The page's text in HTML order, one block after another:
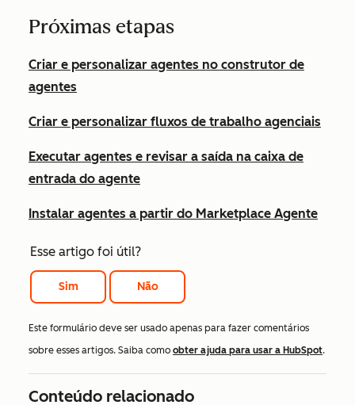
Próximas etapas
Criar e personalizar agentes no construtor de
agentes
Criar e personalizar fluxos de trabalho agenciais
Executar agentes e revisar a saída na caixa de
entrada do agente
Instalar agentes a partir do Marketplace Agente
Esse artigo foi útil?
Sim Não
Este formulário deve ser usado apenas para fazer comentários
sobre esses artigos. Saiba como obter ajuda para usar a HubSpot.
Conteúdo relacionado